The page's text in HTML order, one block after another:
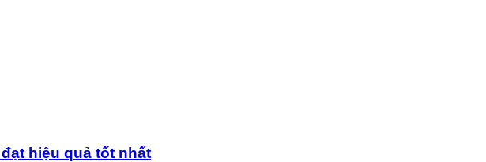
hiệu quả tốt nhất